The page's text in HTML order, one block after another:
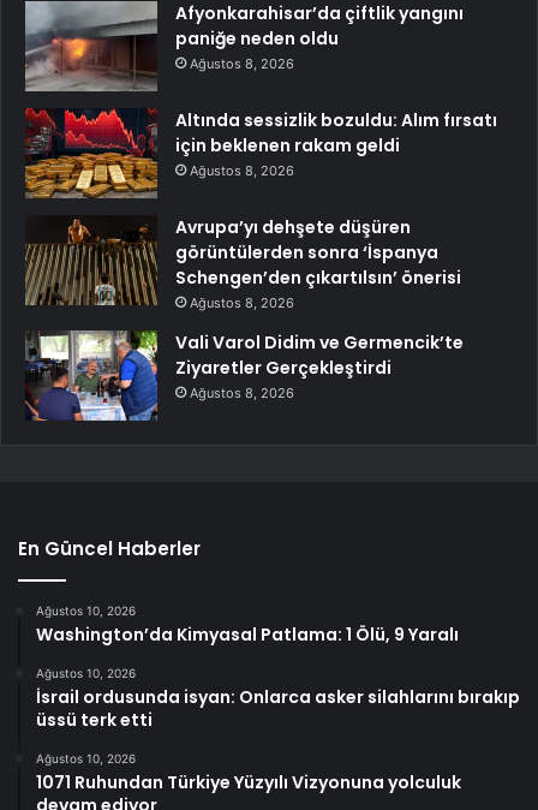
Afyonkarahisar’da çiftlik yangını
paniğe neden oldu
Ağustos 8, 2026
Altında sessizlik bozuldu: Alım fırsatı
için beklenen rakam geldi
Ağustos 8, 2026
Avrupa’yı dehşete düşüren
görüntülerden sonra ‘İspanya
Schengen’den çıkartılsın’ önerisi
Ağustos 8, 2026
Vali Varol Didim ve Germencik’te
Ziyaretler Gerçekleştirdi
Ağustos 8, 2026
En Güncel Haberler
Ağustos 10, 2026
Washington’da Kimyasal Patlama: 1 Ölü, 9 Yaralı
Ağustos 10, 2026
İsrail ordusunda isyan: Onlarca asker silahlarını bırakıp
üssü terk etti
Ağustos 10, 2026
1071 Ruhundan Türkiye Yüzyılı Vizyonuna yolculuk